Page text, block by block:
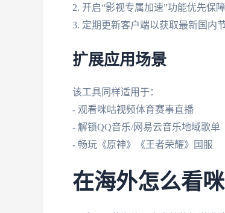
2. 开启“影视专属加速”功能优先保
3. 定期更新客户端以获取最新国内
扩展应用场景
该工具同样适用于：
- 观看咪咕视频体育赛事直播
- 解锁QQ音乐/网易云音乐地域歌单
- 畅玩《原神》《王者荣耀》国服
在海外怎么看